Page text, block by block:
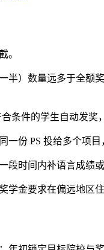
。
半）数量远多于全额
条件的学生自动发
份 PS 投给多个项
时间内补语言成绩
学金要求在偏远地